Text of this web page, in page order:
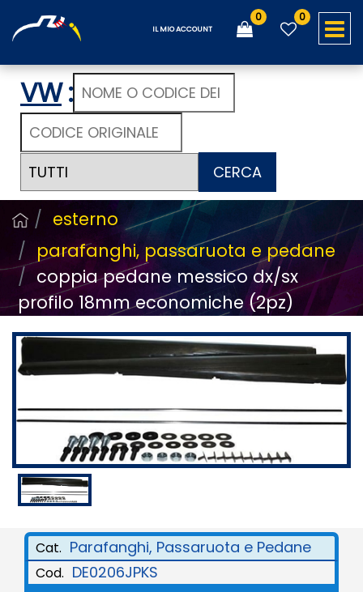
IL MIO ACCOUNT
0 0
VW:
CERCA
esterno
parafanghi, passaruota e pedane
coppia pedane messico dx/sx
profilo 18mm economiche (2pz)
Cat. Parafanghi, Passaruota e Pedane
Cod. DE0206JPKS